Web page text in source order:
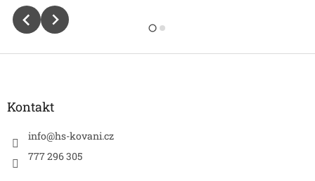
Z
Kontakt
info@hs-kovani.cz
777 296 305